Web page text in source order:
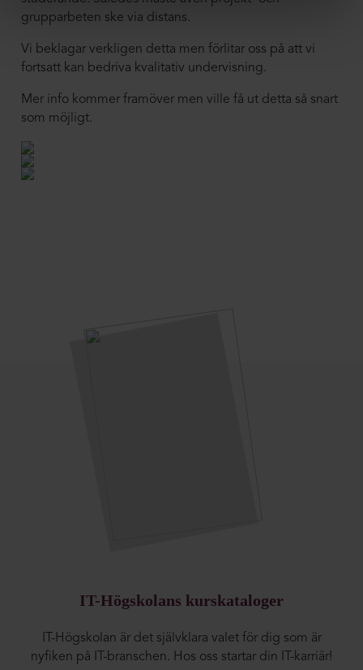
grupparbeten ske via distans.
Vi beklagar verkligen detta men förlitar oss på att vi
fortsatt kan bedriva kvalitativ undervisning.
Mer info kommer framöver men ville få ut detta så snart
som möjligt.
IT-Högskolans kurskataloger
IT-Högskolan är det självklara valet för dig som är
nyfiken på IT-branschen. Hos oss startar din IT-karriär!